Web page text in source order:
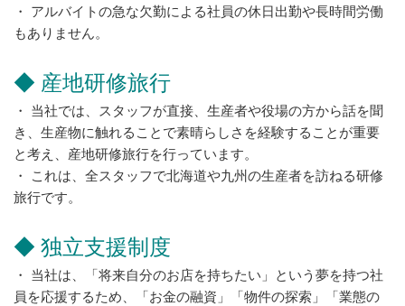
・ アルバイトの急な欠勤による社員の休日出勤や長時間労働
もありません。
◆ 産地研修旅行
・ 当社では、スタッフが直接、生産者や役場の方から話を聞
き、生産物に触れることで素晴らしさを経験することが重要
と考え、産地研修旅行を行っています。
・ これは、全スタッフで北海道や九州の生産者を訪ねる研修
旅行です。
◆ 独立支援制度
・ 当社は、「将来自分のお店を持ちたい」という夢を持つ社
員を応援するため、「お金の融資」「物件の探索」「業態の